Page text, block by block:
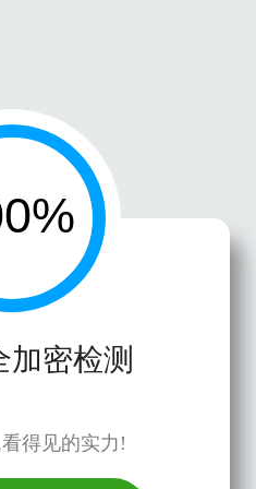
加密检测
得见的实力!